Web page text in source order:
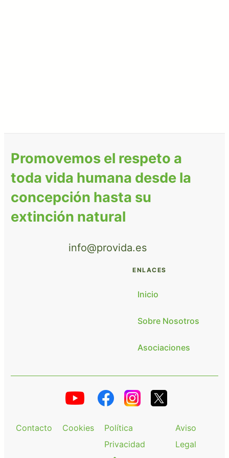
Promovemos el respeto a
toda vida humana desde la
concepción hasta su
extinción natural
info@provida.es
ENLACES
Inicio
Sobre Nosotros
Asociaciones
Contacto Cookies
Política
Privacidad
Aviso
Legal